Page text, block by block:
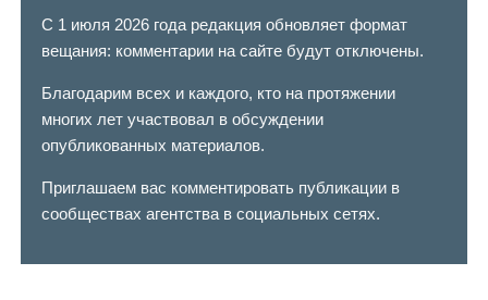
С 1 июля 2026 года редакция обновляет формат
вещания: комментарии на сайте будут отключены.
Благодарим всех и каждого, кто на протяжении
многих лет участвовал в обсуждении
опубликованных материалов.
Приглашаем вас комментировать публикации в
сообществах агентства в социальных сетях.